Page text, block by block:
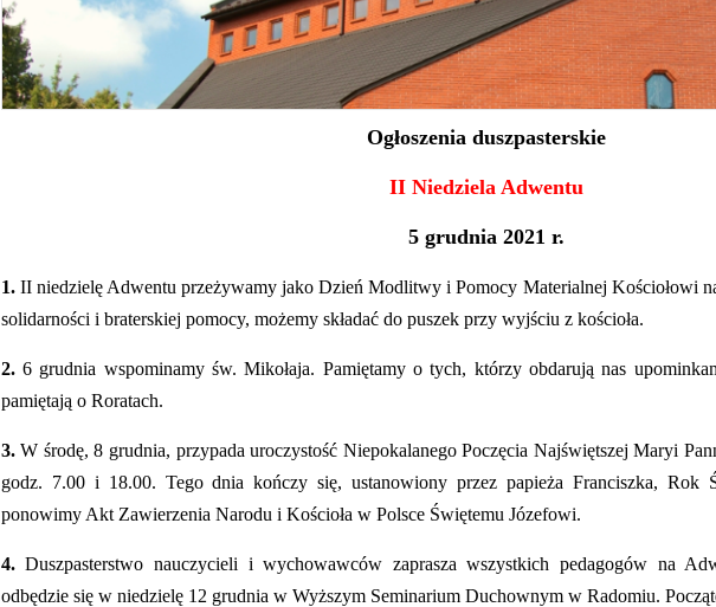
Ogłoszenia duszpasterskie
II Niedziela Adwentu
5 grudnia 2021 r.
1. II niedzielę Adwentu przeżywamy jako Dzień Modlitwy i Pomocy Materialnej Kościołowi
solidarności i braterskiej pomocy, możemy składać do puszek przy wyjściu z kościoła.
2.6 grudnia wspominamy św. Mikołaja. Pamiętamy o tych, którzy obdarują nas
pamiętają o Roratach.
3.W środę, 8 grudnia, przypada uroczystość Niepokalanego Poczęcia Najświętszej Maryi
godz. 7.00 i 18.00. Tego dnia kończy się, ustanowiony przez papieża Franciszka, Rok
ponowimy Akt Zawierzenia Narodu i Kościoła w Polsce Świętemu Józefowi.
4.Duszpasterstwo nauczycieli i wychowawców zaprasza wszystkich pedagogów na
odbędzie się w niedzielę 12 grudnia w Wyższym Seminarium Duchownym w Radomiu.